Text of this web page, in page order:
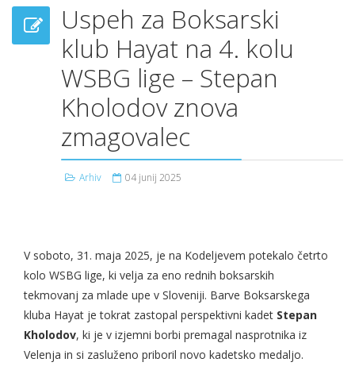
Uspeh za Boksarski
klub Hayat na 4. kolu
WSBG lige – Stepan
Kholodov znova
zmagovalec
Arhiv 04 junij 2025
V soboto, 31. maja 2025, je na Kodeljevem potekalo četrto
kolo WSBG lige, ki velja za eno rednih boksarskih
tekmovanj za mlade upe v Sloveniji. Barve Boksarskega
kluba Hayat je tokrat zastopal perspektivni kadet Stepan
Kholodov, ki je v izjemni borbi premagal nasprotnika iz
Velenja in si zasluženo priboril novo kadetsko medaljo.